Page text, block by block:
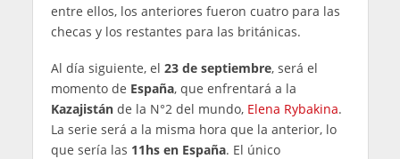
entre ellos, los anteriores fueron cuatro para las
checas y los restantes para las británicas.
Al día siguiente, el 23 de septiembre, será el
momento de España, que enfrentará a la
Kazajistánde la N°2 del mundo, Elena Rybakina.
La serie será a la misma hora que la anterior, lo
que sería las 11hs en España. El único